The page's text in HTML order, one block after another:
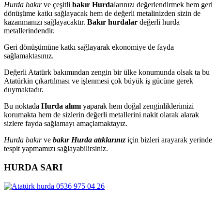
Hurda bakırve çeşitli bakır Hurdalarınızı değerlendirmek hem geri
dönüşüme katkı sağlayacak hem de değerli metalinizden sizin de
kazanmanızı sağlayacaktır. Bakır hurdalar değerli hurda
metallerindendir.
Geri dönüşümüne katkı sağlayarak ekonomiye de fayda
sağlamaktasınız.
Değerli Atatürk bakımından zengin bir ülke konumunda olsak ta bu
Atatürkin çıkartılması ve işlenmesi çok büyük iş gücüne gerek
duymaktadır.
Bu noktada Hurda alımı yaparak hem doğal zenginliklerimizi
korumakta hem de sizlerin değerli metallerini nakit olarak alarak
sizlere fayda sağlamayı amaçlamaktayız.
Hurda bakırve bakır Hurda atıklarınız için bizleri arayarak yerinde
tespit yapmamızı sağlayabilirsiniz.
HURDA SARI